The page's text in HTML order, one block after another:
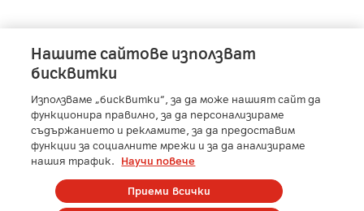
A1 Austria - A1 Croatia - A1 Serbia - A1 Belarus
A1 Bulgaria
- A1 Macedonia - A1 Slovenia
A1 Digital
- Member of A1 Group
Copyright © 2025 А1 България. | Protected by reCAPTCHA
Нашите сайтове използват
бисквитки
Използваме „бисквитки“, за да може нашият сайт да
функционира правилно, за да персонализираме
съдържанието и рекламите, за да предоставим
функции за социалните мрежи и за да анализираме
нашия трафик.
Научи повече
Приеми всички